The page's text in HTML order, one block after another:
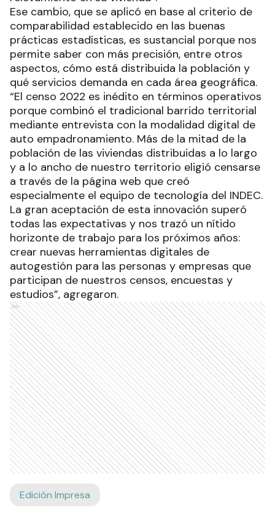
Ese cambio, que se aplicó en base al criterio de
comparabilidad establecido en las buenas
prácticas estadísticas, es sustancial porque nos
permite saber con más precisión, entre otros
aspectos, cómo está distribuida la población y
qué servicios demanda en cada área geográfica.
“El censo 2022 es inédito en términos operativos
porque combinó el tradicional barrido territorial
mediante entrevista con la modalidad digital de
auto empadronamiento. Más de la mitad de la
población de las viviendas distribuidas a lo largo
y a lo ancho de nuestro territorio eligió censarse
a través de la página web que creó
especialmente el equipo de tecnología del INDEC.
La gran aceptación de esta innovación superó
todas las expectativas y nos trazó un nítido
horizonte de trabajo para los próximos años:
crear nuevas herramientas digitales de
autogestión para las personas y empresas que
participan de nuestros censos, encuestas y
estudios”, agregaron.
Ads
Edición Impresa